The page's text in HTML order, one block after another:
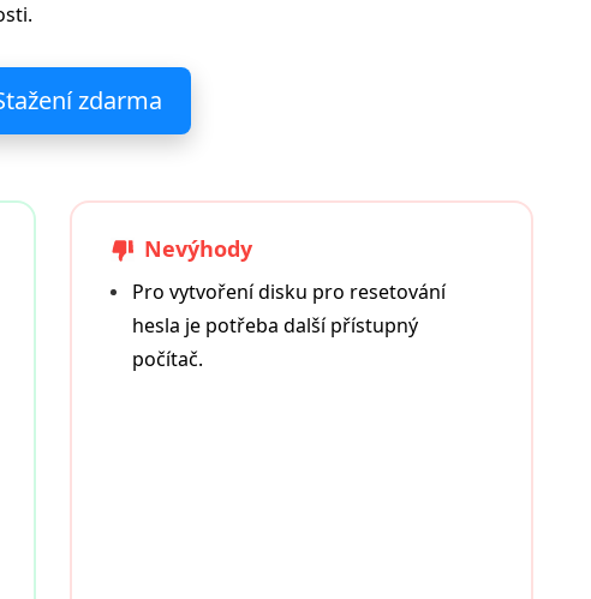
zdarma
Nevýhody
Pro vytvoření disku pro resetování
hesla je potřeba další přístupný
počítač.